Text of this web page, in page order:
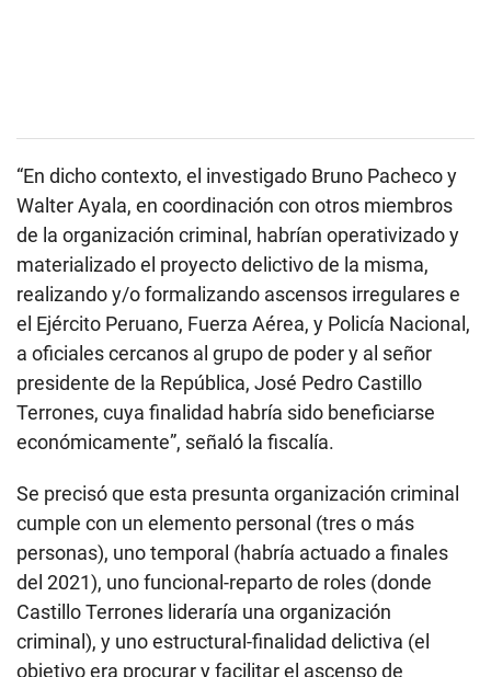
“En dicho contexto, el investigado Bruno Pacheco y
Walter Ayala, en coordinación con otros miembros
de la organización criminal, habrían operativizado y
materializado el proyecto delictivo de la misma,
realizando y/o formalizando ascensos irregulares e
el Ejército Peruano, Fuerza Aérea, y Policía Nacional,
a oficiales cercanos al grupo de poder y al señor
presidente de la República, José Pedro Castillo
Terrones, cuya finalidad habría sido beneficiarse
económicamente”, señaló la fiscalía.
Se precisó que esta presunta organización criminal
cumple con un elemento personal (tres o más
personas), uno temporal (habría actuado a finales
del 2021), uno funcional-reparto de roles (donde
Castillo Terrones lideraría una organización